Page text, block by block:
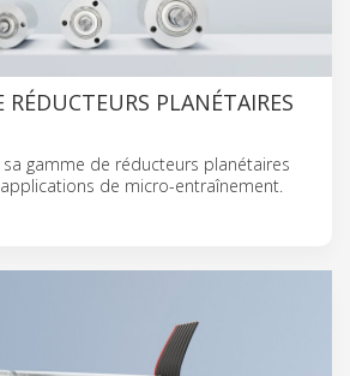
RÉDUCTEURS PLANÉTAIRES
gamme de réducteurs planétaires
de micro-entraînement.